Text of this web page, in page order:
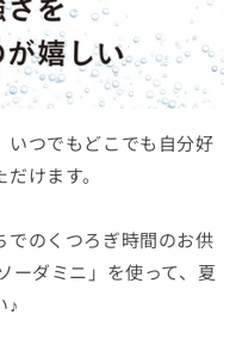
いつでもどこでも自分好
けます。
でのくつろぎ時間のお供
ーダミニ」を使って、夏
♪